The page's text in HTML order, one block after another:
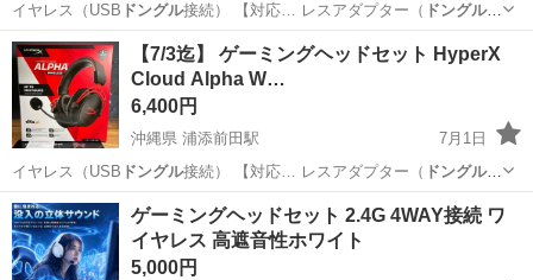
イヤレス（USB ドングル 接続） 【対応… レスアダプター（ ドングル）
・USB充電…
沖縄 宜野湾市 浦添前田駅 オーディオ HyperX
【7/3迄】 ゲーミングヘッドセット HyperX
Cloud Alpha W…
6,400円
沖縄県 浦添前田駅
7月1日
イヤレス（USB ドングル 接続） 【対応… レスアダプター（ ドングル）
・USB充電…
沖縄 宜野湾市 浦添前田駅 テレビゲーム HyperX
ゲーミングヘッドセット 2.4G 4WAY接続 ワ
イヤレス 高遮音性ホワイト
5,000円